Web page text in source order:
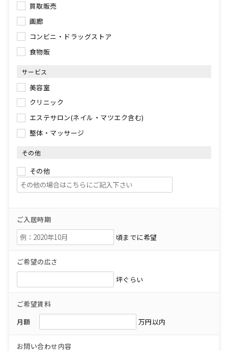
買取販売
画廊
コンビニ・ドラッグストア
食物販
サービス
美容室
クリニック
エステサロン(ネイル・マツエク含む)
整体・マッサージ
その他
その他
ご入居時期
頃までに希望
ご希望の広さ
坪ぐらい
ご希望賃料
月額
万円以内
お問い合わせ内容